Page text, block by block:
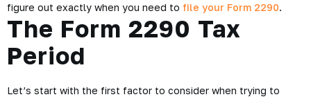
figure out exactly when you need to file your Form 2290.
The Form 2290 Tax
Period
Let’s start with the first factor to consider when trying to